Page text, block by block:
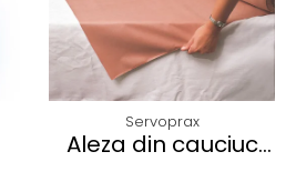
Servoprax
Aleza din cauciuc